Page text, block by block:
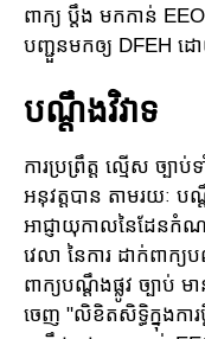
ពាក្យ ប្តឹង មកកាន់
បញ្ជួនមកឲ្យ DFEH ដ
បណ្តឹងវិវាទ
ការប្រព្រឹត្ត ល្មើស ច្ប
អនុវត្តបាន តាមរយៈ ប
អាជ្ញាយុកាលនៃដែនកំ
វេលា នៃការ ដាក់ពាក្
ពាក្យបណ្ដឹងផ្លូវ ច្បាប់ ម
ចេញ "លិខិតសិទ្ធិក្នុងកា